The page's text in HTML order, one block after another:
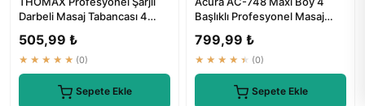
Darbeli Masaj Tabancası 4
505,99 ₺
★★★★★ (0)
Sepete Ekle
Başlıklı Profesyonel Masaj
799,99 ₺
★★★★★ (0)
Sepete Ekle